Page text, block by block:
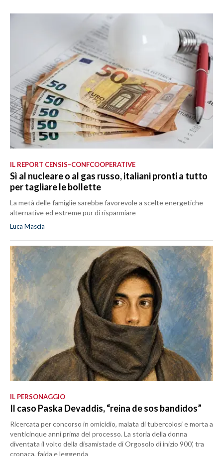
IL REPORT CENSIS–CONFCOOPERATIVE
Sì al nucleare o al gas russo, italiani pronti a tutto
per tagliare le bollette
La metà delle famiglie sarebbe favorevole a scelte energetiche
alternative ed estreme pur di risparmiare
Luca Mascia
IL PERSONAGGIO
Il caso Paska Devaddis, “reina de sos bandidos”
Ricercata per concorso in omicidio, malata di tubercolosi e morta a
venticinque anni prima del processo. La storia della donna
diventata il volto della disamistade di Orgosolo di inizio 900’, tra
cronaca, faida e leggenda